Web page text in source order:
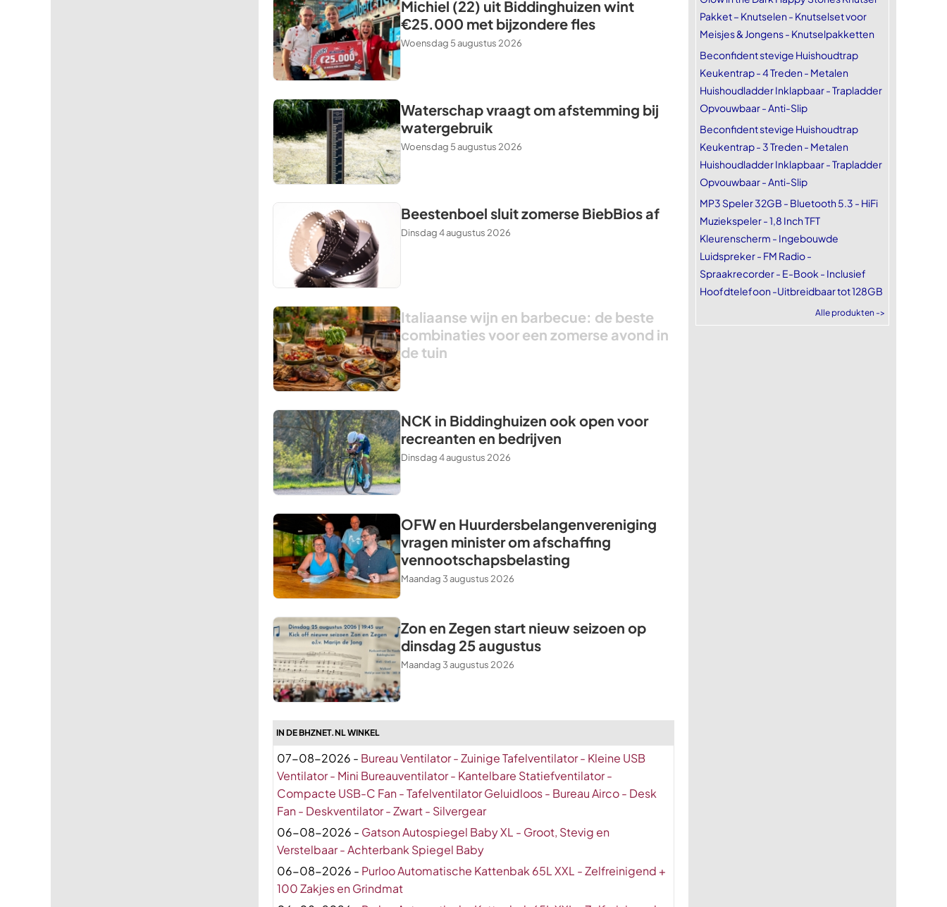
Michiel (22) uit Biddinghuizen wint
€25.000 met bijzondere fles
Woensdag 5 augustus 2026
Waterschap vraagt om afstemming bij
watergebruik
Woensdag 5 augustus 2026
Beestenboel sluit zomerse BiebBios af
Dinsdag 4 augustus 2026
Italiaanse wijn en barbecue: de beste
combinaties voor een zomerse avond in
de tuin
NCK in Biddinghuizen ook open voor
recreanten en bedrijven
Dinsdag 4 augustus 2026
OFW en Huurdersbelangenvereniging
vragen minister om afschaffing
vennootschapsbelasting
Maandag 3 augustus 2026
Zon en Zegen start nieuw seizoen op
dinsdag 25 augustus
Maandag 3 augustus 2026
IN DE BHZNET.NL WINKEL
07-08-2026 - Bureau Ventilator - Zuinige Tafelventilator - Kleine USB
Ventilator - Mini Bureauventilator - Kantelbare Statiefventilator -
Compacte USB-C Fan - Tafelventilator Geluidloos - Bureau Airco - Desk
Fan - Deskventilator - Zwart - Silvergear
06-08-2026 - Gatson Autospiegel Baby XL - Groot, Stevig en
Verstelbaar - Achterbank Spiegel Baby
06-08-2026 - Purloo Automatische Kattenbak 65L XXL - Zelfreinigend +
100 Zakjes en Grindmat
Pakket – Knutselen - Knutselset voor
Meisjes & Jongens - Knutselpakketten
Beconfident stevige Huishoudtrap
Keukentrap - 4 Treden - Metalen
Huishoudladder Inklapbaar - Trapladder
Opvouwbaar - Anti-Slip
Beconfident stevige Huishoudtrap
Keukentrap - 3 Treden - Metalen
Huishoudladder Inklapbaar - Trapladder
Opvouwbaar - Anti-Slip
MP3 Speler 32GB - Bluetooth 5.3 - HiFi
Muziekspeler - 1,8 Inch TFT
Kleurenscherm - Ingebouwde
Luidspreker - FM Radio -
Spraakrecorder - E-Book - Inclusief
Hoofdtelefoon -Uitbreidbaar tot 128GB
Alle produkten ->